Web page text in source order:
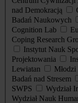
nad Demokracją
Badań Naukowych
Cognition Lab
Coping Research
Instytut Nauk
Projektowania
Lewiatan
Badań nad Stresem
SWPS
Wydział
Wydział Nauk